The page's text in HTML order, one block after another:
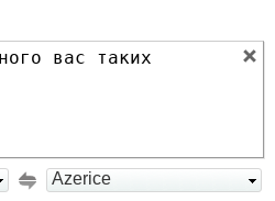
Azerice